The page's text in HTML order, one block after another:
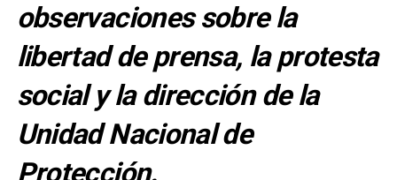
observaciones sobre la
libertad de prensa, la protesta
social y la dirección de la
Unidad Nacional de